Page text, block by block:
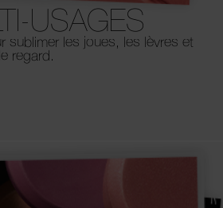
USAGES
sublimer les joues, les lèvres et
le regard.